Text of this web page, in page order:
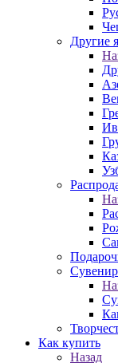
Другие
Как купить
Назад